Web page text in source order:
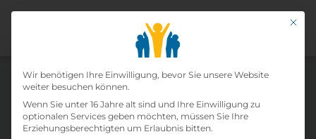
Offene Lehrstellen von Hotel
Wagrainerhof
Mit
Datenschutz-
Wir benötigen Ihre Einwilligung, bevor Sie unsere Website
weiter besuchen können.
Wenn Sie unter 16 Jahre alt sind und Ihre Einwilligung zu
optionalen Services geben möchten, müssen Sie Ihre
Erziehungsberechtigten um Erlaubnis bitten.